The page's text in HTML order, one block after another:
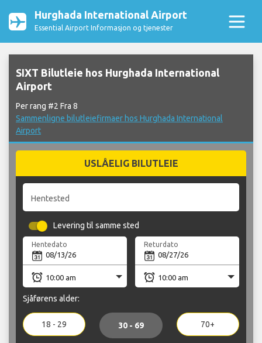
Hurghada International Airport
Essential Airport Informasjon og tjenester
SIXT Bilutleie hos Hurghada International
Airport
Per rang #2 Fra 8
Sammenligne bilutleiefirmaer hos Hurghada International
Airport
USLÅELIG BILUTLEIE
Hentested
Levering til samme sted
Hentedato Returdato
Sjåførens alder:
18 - 29 30 - 69 70+